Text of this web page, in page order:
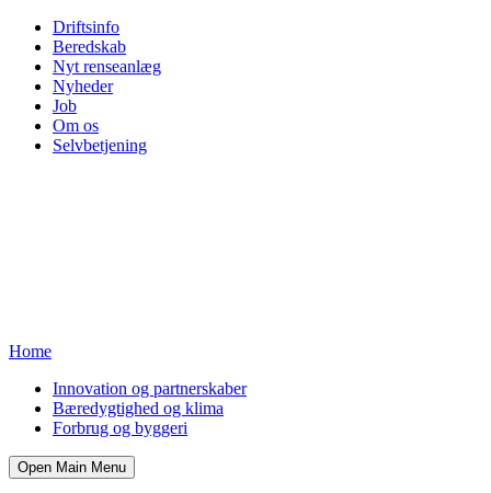
Driftsinfo
Beredskab
Nyt renseanlæg
Nyheder
Job
Om os
Selvbetjening
Home
Innovation og partnerskaber
Bæredygtighed og klima
Forbrug og byggeri
Open Main Menu